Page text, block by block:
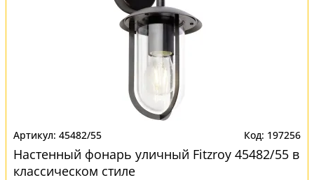
45482/55 197256
Настенный фонарь уличный Fitzroy 45482/55 в
классическом стиле